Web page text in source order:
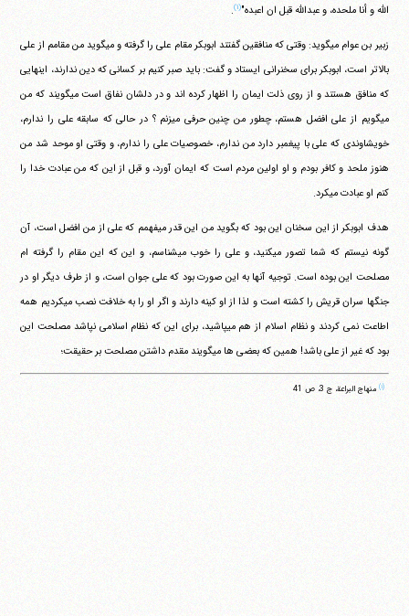
الله و أنا ملحده، و عبدالله قبل ان اعبده"(۱) .
زبیر بن عوام می‎گوید: وقتی که منافقین گفتند ابوبکر مقام علی را گرفته و می‎گوید من مقامم از علی
بالاتر است، ابوبکر برای سخنرانی ایستاد و گفت: باید صبر کنیم بر کسانی که دین ندارند، اینهایی
که منافق هستند و از روی ذلت ایمان را اظهار کرده اند و در دلشان نفاق است می‎گویند که من
می‎گویم از علی افضل هستم، چطور من چنین حرفی می‎زنم ؟ در حالی که سابقه علی را ندارم،
خویشاوندی که علی با پیغمبر دارد من ندارم، خصوصیات علی را ندارم، و وقتی او موحد شد من
هنوز ملحد و کافر بودم و او اولین مردم است که ایمان آورد، و قبل از این که من عبادت خدا را
کنم او عبادت می‎کرد.
هدف ابوبکر از این سخنان این بود که بگوید من این قدر می‎فهمم که علی از من افضل است، آن
گونه نیستم که شما تصور می‎کنید، و علی را خوب می‎شناسم، و این که این مقام را گرفته ام
مصلحت این بوده است. توجیه آنها به این صورت بود که علی جوان است، و از طرف دیگر او در
جنگها سران قریش را کشته است و لذا از او کینه دارند و اگر او را به خلافت نصب می‎کردیم همه
اطاعت نمی کردند و نظام اسلام از هم می‎پاشید، برای این که نظام اسلامی نپاشد مصلحت این
بود که غیر از علی باشد! همین که بعضی ها می‎گویند مقدم داشتن مصلحت بر حقیقت؛
(۱) منهاج البراعة، ج 3، ص 41